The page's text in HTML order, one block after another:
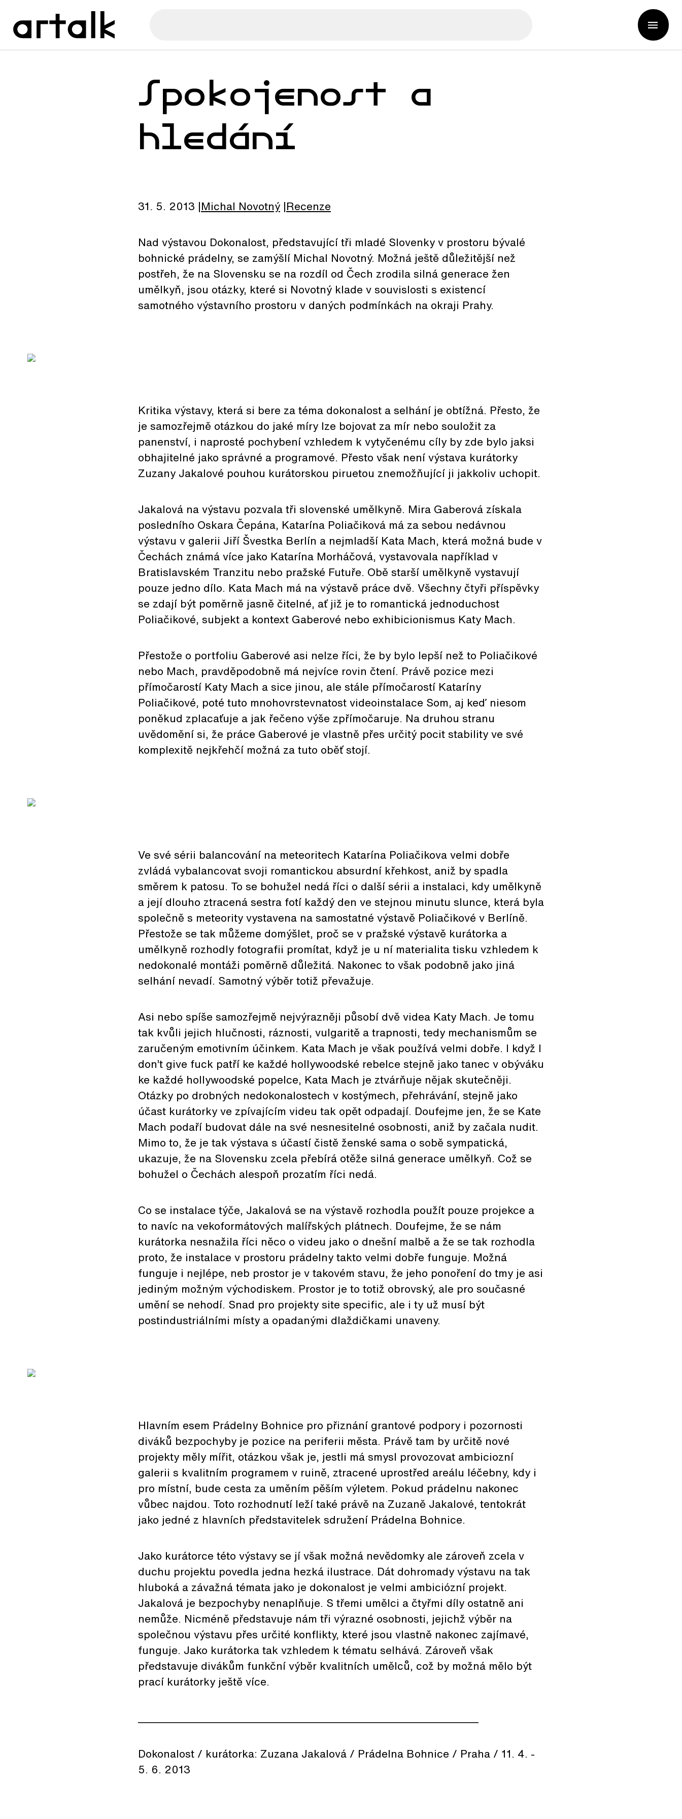
Spokojenost a
hledání
31. 5. 2013 Michal Novotný Recenze
Nad výstavou Dokonalost, představující tři mladé Slovenky v prostoru bývalé
bohnické prádelny, se zamýšlí Michal Novotný. Možná ještě důležitější než
postřeh, že na Slovensku se na rozdíl od Čech zrodila silná generace žen
umělkyň, jsou otázky, které si Novotný klade v souvislosti s existencí
samotného výstavního prostoru v daných podmínkách na okraji Prahy.
Kritika výstavy, která si bere za téma dokonalost a selhání je obtížná. Přesto, že
je samozřejmě otázkou do jaké míry lze bojovat za mír nebo souložit za
panenství, i naprosté pochybení vzhledem k vytyčenému cíly by zde bylo jaksi
obhajitelné jako správné a programové. Přesto však není výstava kurátorky
Zuzany Jakalové pouhou kurátorskou piruetou znemožňující ji jakkoliv uchopit.
Jakalová na výstavu pozvala tři slovenské umělkyně. Mira Gaberová získala
posledního Oskara Čepána, Katarína Poliačiková má za sebou nedávnou
výstavu v galerii Jiří Švestka Berlín a nejmladší Kata Mach, která možná bude v
Čechách známá více jako Katarína Morháčová, vystavovala například v
Bratislavském Tranzitu nebo pražské Futuře. Obě starší umělkyně vystavují
pouze jedno dílo. Kata Mach má na výstavě práce dvě. Všechny čtyři příspěvky
se zdají být poměrně jasně čitelné, ať již je to romantická jednoduchost
Poliačikové, subjekt a kontext Gaberové nebo exhibicionismus Katy Mach.
Přestože o portfoliu Gaberové asi nelze říci, že by bylo lepší než to Poliačikové
nebo Mach, pravděpodobně má nejvíce rovin čtení. Právě pozice mezi
přímočarostí Katy Mach a sice jinou, ale stále přímočarostí Kataríny
Poliačikové, poté tuto mnohovrstevnatost videoinstalace Som, aj keď niesom
poněkud zplacaťuje a jak řečeno výše zpřímočaruje. Na druhou stranu
uvědomění si, že práce Gaberové je vlastně přes určitý pocit stability ve své
komplexitě nejkřehčí možná za tuto oběť stojí.
Ve své sérii balancování na meteoritech Katarína Poliačikova velmi dobře
zvládá vybalancovat svoji romantickou absurdní křehkost, aniž by spadla
směrem k patosu. To se bohužel nedá říci o další sérii a instalaci, kdy umělkyně
a její dlouho ztracená sestra fotí každý den ve stejnou minutu slunce, která byla
společně s meteority vystavena na samostatné výstavě Poliačikové v Berlíně.
Přestože se tak můžeme domýšlet, proč se v pražské výstavě kurátorka a
umělkyně rozhodly fotografii promítat, když je u ní materialita tisku vzhledem k
nedokonalé montáži poměrně důležitá. Nakonec to však podobně jako jiná
selhání nevadí. Samotný výběr totiž převažuje.
Asi nebo spíše samozřejmě nejvýrazněji působí dvě videa Katy Mach. Je tomu
tak kvůli jejich hlučnosti, ráznosti, vulgaritě a trapnosti, tedy mechanismům se
zaručeným emotivním účinkem. Kata Mach je však používá velmi dobře. I když I
don’t give fuck patří ke každé hollywoodské rebelce stejně jako tanec v obýváku
ke každé hollywoodské popelce, Kata Mach je ztvárňuje nějak skutečněji.
Otázky po drobných nedokonalostech v kostýmech, přehrávání, stejně jako
účast kurátorky ve zpívajícím videu tak opět odpadají. Doufejme jen, že se Kate
Mach podaří budovat dále na své nesnesitelné osobnosti, aniž by začala nudit.
Mimo to, že je tak výstava s účastí čistě ženské sama o sobě sympatická,
ukazuje, že na Slovensku zcela přebírá otěže silná generace umělkyň. Což se
bohužel o Čechách alespoň prozatím říci nedá.
Co se instalace týče, Jakalová se na výstavě rozhodla použít pouze projekce a
to navíc na vekoformátových malířských plátnech. Doufejme, že se nám
kurátorka nesnažila říci něco o videu jako o dnešní malbě a že se tak rozhodla
proto, že instalace v prostoru prádelny takto velmi dobře funguje. Možná
funguje i nejlépe, neb prostor je v takovém stavu, že jeho ponoření do tmy je asi
jediným možným východiskem. Prostor je to totiž obrovský, ale pro současné
umění se nehodí. Snad pro projekty site specific, ale i ty už musí být
postindustriálními místy a opadanými dlaždičkami unaveny.
Hlavním esem Prádelny Bohnice pro přiznání grantové podpory i pozornosti
diváků bezpochyby je pozice na periferii města. Právě tam by určitě nové
projekty měly mířit, otázkou však je, jestli má smysl provozovat ambiciozní
galerii s kvalitním programem v ruině, ztracené uprostřed areálu léčebny, kdy i
pro místní, bude cesta za uměním pěším výletem. Pokud prádelnu nakonec
vůbec najdou. Toto rozhodnutí leží také právě na Zuzaně Jakalové, tentokrát
jako jedné z hlavních představitelek sdružení Prádelna Bohnice.
Jako kurátorce této výstavy se jí však možná nevědomky ale zároveň zcela v
duchu projektu povedla jedna hezká ilustrace. Dát dohromady výstavu na tak
hluboká a závažná témata jako je dokonalost je velmi ambiciózní projekt.
Jakalová je bezpochyby nenaplňuje. S třemi umělci a čtyřmi díly ostatně ani
nemůže. Nicméně představuje nám tři výrazné osobnosti, jejichž výběr na
společnou výstavu přes určité konflikty, které jsou vlastně nakonec zajímavé,
funguje. Jako kurátorka tak vzhledem k tématu selhává. Zároveň však
představuje divákům funkční výběr kvalitních umělců, což by možná mělo být
prací kurátorky ještě více.
Dokonalost / kurátorka: Zuzana Jakalová / Prádelna Bohnice / Praha / 11. 4. -
5. 6. 2013